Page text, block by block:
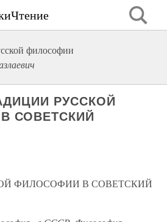
философии
РУССКОЙ
СОВЕТСКИЙ
ФИЛОСОФИИ В СОВЕТСКИЙ